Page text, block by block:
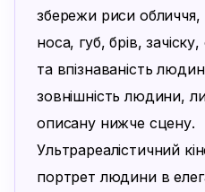
збережи риси
носа, губ, брів,
та впізнаваність
зовнішність людини,
описану нижче сцену.
Ультрареалістичний
портрет людини в